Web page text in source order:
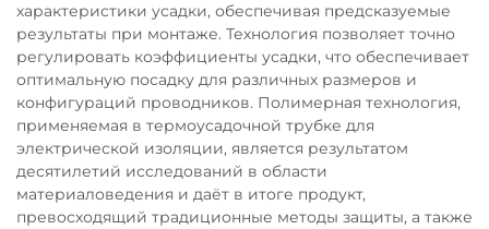
характеристики усадки, обеспечивая предсказуемые
результаты при монтаже. Технология позволяет точно
регулировать коэффициенты усадки, что обеспечивает
оптимальную посадку для различных размеров и
конфигураций проводников. Полимерная технология,
применяемая в термоусадочной трубке для
электрической изоляции, является результатом
десятилетий исследований в области
материаловедения и даёт в итоге продукт,
превосходящий традиционные методы защиты, а также